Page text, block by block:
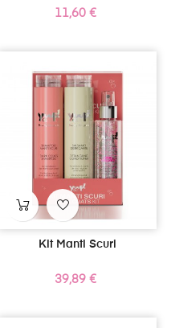
Prezzo
11,60 €
Kit Manti Scuri
Prezzo
39,89 €